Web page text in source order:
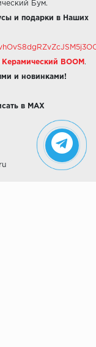
Бум.
и подарки в Наших
Керамический BOOM .
и новинками!
в MAX